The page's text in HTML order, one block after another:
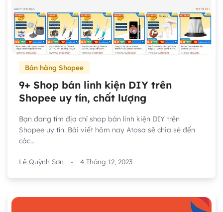
Bán hàng Shopee
9+ Shop bán linh kiện DIY trên
Shopee uy tín, chất lượng
Bạn đang tìm địa chỉ shop bán linh kiện DIY trên
Shopee uy tín. Bài viết hôm nay Atosa sẽ chia sẻ đến
các...
Lê Quỳnh Sơn - 4 Tháng 12, 2023